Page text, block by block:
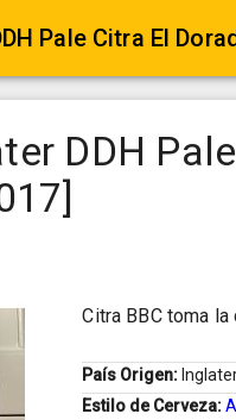
DDH
Citra BBC toma
País Origen:
Estilo de Cerveza: